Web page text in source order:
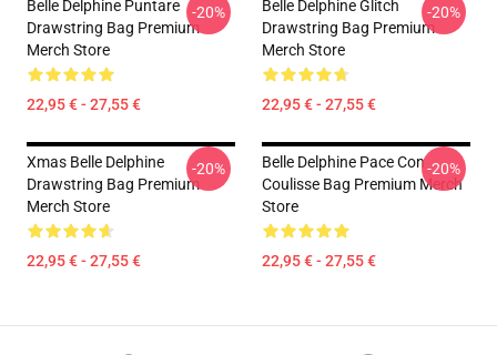
Belle Delphine Puntare
Drawstring Bag Premium
Merch Store
22,95 € - 27,55 €
-20%
Belle Delphine Glitch
Drawstring Bag Premium
Merch Store
22,95 € - 27,55 €
-20%
Xmas Belle Delphine
Drawstring Bag Premium
Merch Store
22,95 € - 27,55 €
-20%
Belle Delphine Pace Con
Coulisse Bag Premium Merch
Store
22,95 € - 27,55 €
-20%